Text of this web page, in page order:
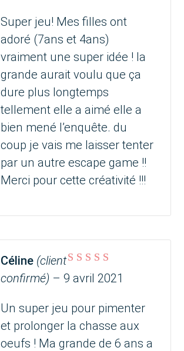
Super jeu! Mes filles ont
adoré (7ans et 4ans)
vraiment une super idée ! la
grande aurait voulu que ça
dure plus longtemps
tellement elle a aimé elle a
bien mené l’enquête. du
coup je vais me laisser tenter
par un autre escape game !!
Merci pour cette créativité !!!
Note5 sur 5
Céline (client
confirmé) – 9 avril 2021
Un super jeu pour pimenter
et prolonger la chasse aux
oeufs ! Ma grande de 6 ans a